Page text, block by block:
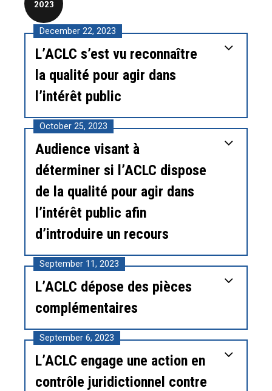
2023
December 22, 2023
L’ACLC s’est vu reconnaître
la qualité pour agir dans
l’intérêt public
October 25, 2023
Audience visant à
déterminer si l’ACLC dispose
de la qualité pour agir dans
l’intérêt public afin
d’introduire un recours
September 11, 2023
L’ACLC dépose des pièces
complémentaires
September 6, 2023
L’ACLC engage une action en
contrôle juridictionnel contre